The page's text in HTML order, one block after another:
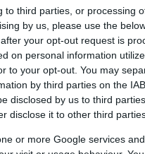
to third parties, or processing
by us, please use the
your opt-out request is
on personal information
to your opt-out. You may
by third parties on the
disclosed by us to third
disclose it to other third
or more Google services